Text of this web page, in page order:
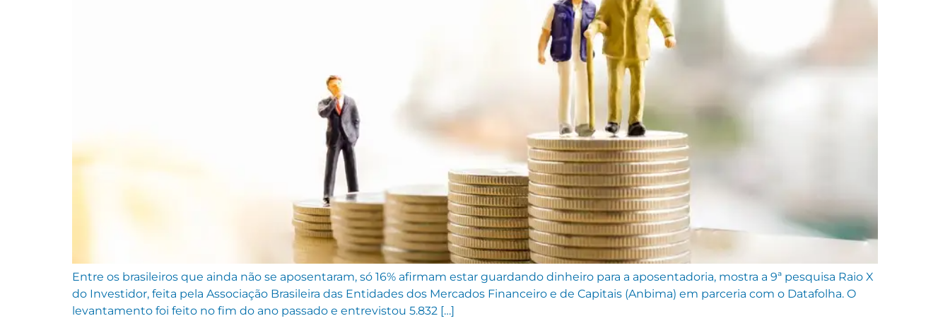
Entre os brasileiros que ainda não se aposentaram, só 16% afirmam estar guardando dinheiro para a aposentadoria, mostra a 9ª pesquisa Raio X
do Investidor, feita pela Associação Brasileira das Entidades dos Mercados Financeiro e de Capitais (Anbima) em parceria com o Datafolha. O
levantamento foi feito no fim do ano passado e entrevistou 5.832 […]